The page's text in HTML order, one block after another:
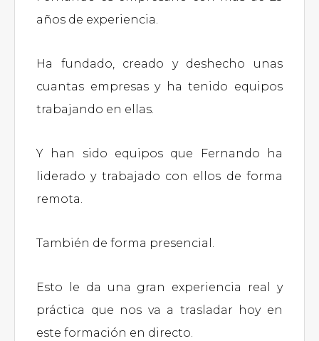
años de experiencia.
Ha fundado, creado y deshecho unas
cuantas empresas y ha tenido equipos
trabajando en ellas.
Y han sido equipos que Fernando ha
liderado y trabajado con ellos de forma
remota.
También de forma presencial.
Esto le da una gran experiencia real y
práctica que nos va a trasladar hoy en
este formación en directo.